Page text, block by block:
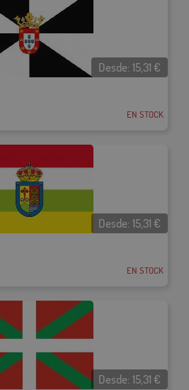
Desde:15,31 €
EN STOCK
Desde:15,31 €
EN STOCK
Desde:15,31 €